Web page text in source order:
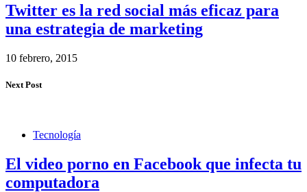
Twitter es la red social más eficaz para
una estrategia de marketing
10 febrero, 2015
Next Post
Tecnología
El video porno en Facebook que infecta tu
computadora